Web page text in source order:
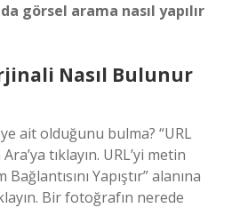
görsel arama nasıl yapılır
Nasıl Bulunur
ait olduğunu bulma? “URL
tıklayın. URL’yi metin
Yapıştır” alanına
Bir fotoğrafın nerede